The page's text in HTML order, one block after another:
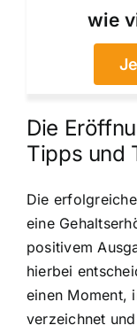
wie
Die
Tipps und
Die
eine
positivem
hierbei
einen Moment,
verzeichnet